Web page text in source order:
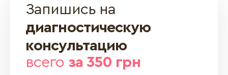
Запишись на
диагностическую
консультацию
всего за 350 грн